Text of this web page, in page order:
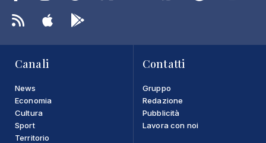
Canali
News
Economia
Cultura
Sport
Territorio
Contatti
Gruppo
Redazione
Pubblicità
Lavora con noi